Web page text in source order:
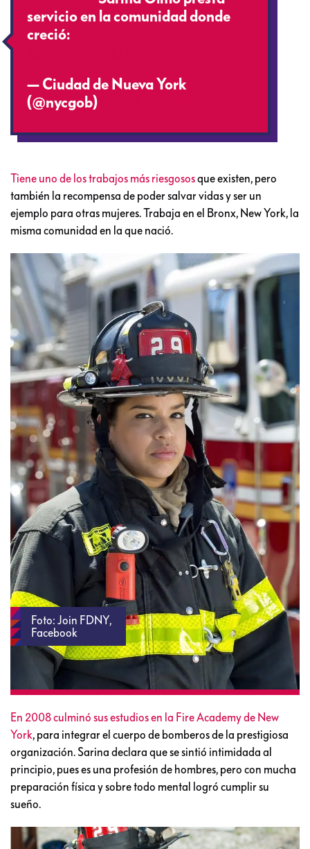
servicio en la comunidad donde
creció:
— Ciudad de Nueva York
(@nycgob)
Tiene uno de los trabajos más riesgososque existen, pero
también la recompensa de poder salvar vidas y ser un
ejemplo para otras mujeres. Trabaja en el Bronx, New York, la
misma comunidad en la que nació.
Foto: Join FDNY,
Facebook
En 2008 culminó sus estudios en la Fire Academy de New
York, para integrar el cuerpo de bomberos de la prestigiosa
organización. Sarina declara que se sintió intimidada al
principio, pues es una profesión de hombres, pero con mucha
preparación física y sobre todo mental logró cumplir su
sueño.